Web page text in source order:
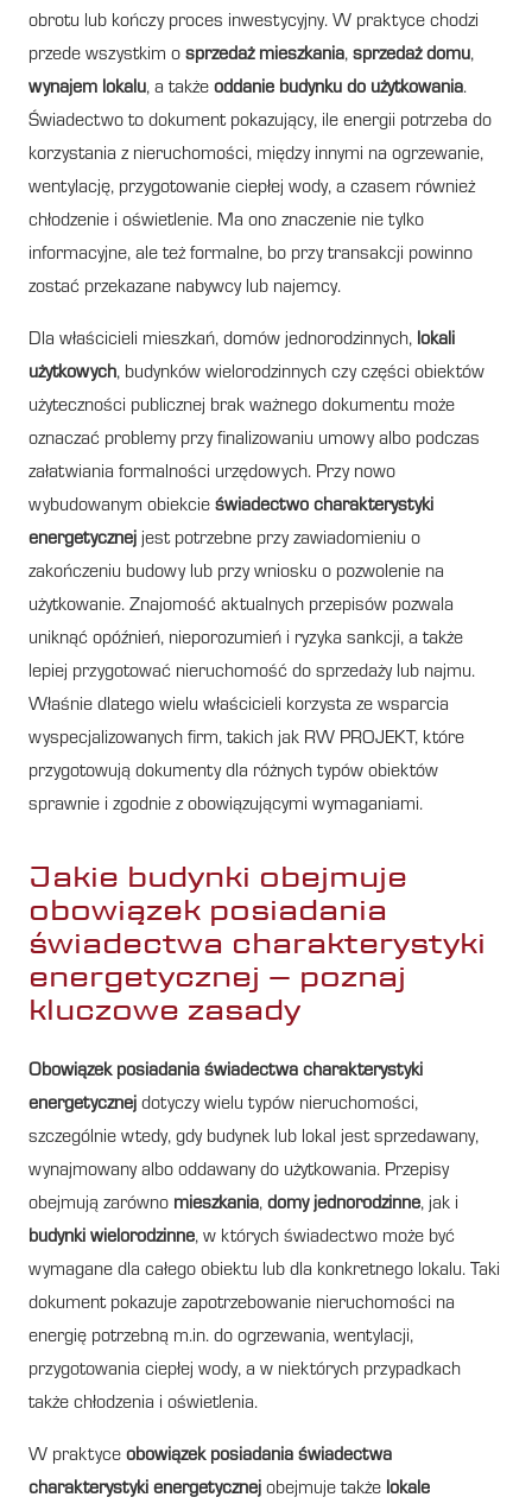
obrotu lub kończy proces inwestycyjny. W praktyce chodzi
przede wszystkim o sprzedaż mieszkania, sprzedaż domu,
wynajem lokalu, a także oddanie budynku do użytkowania.
Świadectwo to dokument pokazujący, ile energii potrzeba do
korzystania z nieruchomości, między innymi na ogrzewanie,
wentylację, przygotowanie ciepłej wody, a czasem również
chłodzenie i oświetlenie. Ma ono znaczenie nie tylko
informacyjne, ale też formalne, bo przy transakcji powinno
zostać przekazane nabywcy lub najemcy.
Dla właścicieli mieszkań, domów jednorodzinnych, lokali
użytkowych, budynków wielorodzinnych czy części obiektów
użyteczności publicznej brak ważnego dokumentu może
oznaczać problemy przy finalizowaniu umowy albo podczas
załatwiania formalności urzędowych. Przy nowo
wybudowanym obiekcie świadectwo charakterystyki
energetycznej jest potrzebne przy zawiadomieniu o
zakończeniu budowy lub przy wniosku o pozwolenie na
użytkowanie. Znajomość aktualnych przepisów pozwala
uniknąć opóźnień, nieporozumień i ryzyka sankcji, a także
lepiej przygotować nieruchomość do sprzedaży lub najmu.
Właśnie dlatego wielu właścicieli korzysta ze wsparcia
wyspecjalizowanych firm, takich jak RW PROJEKT, które
przygotowują dokumenty dla różnych typów obiektów
sprawnie i zgodnie z obowiązującymi wymaganiami.
Jakie budynki obejmuje
obowiązek posiadania
świadectwa charakterystyki
energetycznej – poznaj
kluczowe zasady
Obowiązek posiadania świadectwa charakterystyki
energetycznej dotyczy wielu typów nieruchomości,
szczególnie wtedy, gdy budynek lub lokal jest sprzedawany,
wynajmowany albo oddawany do użytkowania. Przepisy
obejmują zarówno mieszkania, domy jednorodzinne, jak i
budynki wielorodzinne, w których świadectwo może być
wymagane dla całego obiektu lub dla konkretnego lokalu. Taki
dokument pokazuje zapotrzebowanie nieruchomości na
energię potrzebną m.in. do ogrzewania, wentylacji,
przygotowania ciepłej wody, a w niektórych przypadkach
także chłodzenia i oświetlenia.
W praktyce obowiązek posiadania świadectwa
charakterystyki energetycznej obejmuje także lokale